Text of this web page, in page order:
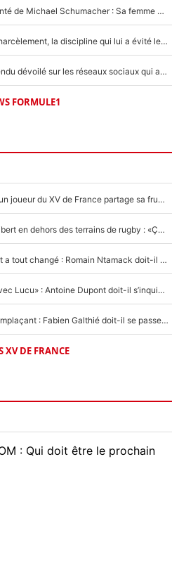
Nouvelle rumeur autour de la santé de Michael Schumacher : Sa femme Corinna sort du silence
F1 - Lewis Hamilton victime de harcèlement, la discipline qui lui a évité le pire : «J'aurais probablement mal tourné»
Lewis Hamilton : Le talent inattendu dévoilé sur les réseaux sociaux qui a impressionné Kim Kardashian pendant leurs vacances en amoureux !
FORMULE1
Mis de côté par Fabien Galthié, un joueur du XV de France partage sa frustration : «ils ne me l’ont pas dit tout de suite»
La raison d'être de Matthieu Jalibert en dehors des terrains de rugby : «Ça m'atteint autant que si tu touches à un membre de ma famille»
XV de France - Matthieu Jalibert a tout changé : Romain Ntamack doit-il s’inquiéter pour sa place à un an de la Coupe du monde ?
«Le XV de France est meilleur avec Lucu» : Antoine Dupont doit-il s’inquiéter pour sa place ?
Le XV de France a trouvé son remplaçant : Fabien Galthié doit-il se passer d'Antoine Dupont ?
XV DE FRANCE
: Qui doit être le prochain